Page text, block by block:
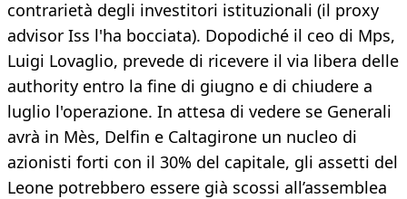
contrarietà degli investitori istituzionali (il proxy
advisor Iss l'ha bocciata). Dopodiché il ceo di Mps,
Luigi Lovaglio, prevede di ricevere il via libera delle
authority entro la fine di giugno e di chiudere a
luglio l'operazione. In attesa di vedere se Generali
avrà in Mès, Delfin e Caltagirone un nucleo di
azionisti forti con il 30% del capitale, gli assetti del
Leone potrebbero essere già scossi all’assemblea